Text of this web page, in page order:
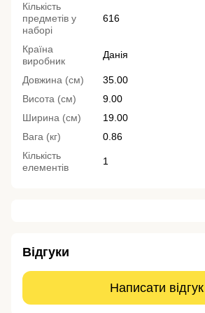
Кількість
предметів у
наборі
616
Країна
виробник
Данія
Довжина (см)
35.00
Висота (см)
9.00
Ширина (см)
19.00
Вага (кг)
0.86
Кількість
елементів
1
Відгуки
Написати відгук